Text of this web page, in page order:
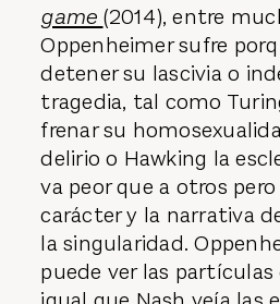
game (2014), entre
Oppenheimer sufre
detener su lascivia o
tragedia, tal como
frenar su
delirio o Hawking la
va peor que a otros
carácter y la narrativa
la singularidad.
puede ver las